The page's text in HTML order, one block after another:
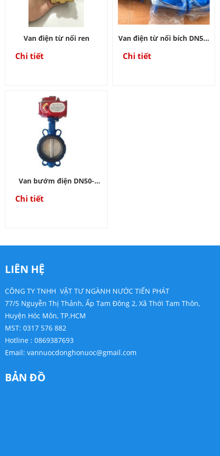
Van điện từ nối ren
Chi tiết
Van điện từ nối bích DN50-
Chi tiết
Van bướm điện DN50-
Chi tiết
LIÊN HỆ
CÔNG TY TNHH VẬT TƯ NGÀNH NƯỚC TIẾN PHÁT
77/5 Nguyễn Thị Thảnh, Ấp Tam Đông 2, Xã Thới Tam Thôn,
Huyện Hóc Môn, TP.HCM
MST: 0317 576 882
Hotline : 0869387693
Email: vannuocdonghonuoc@gmail.com
BẢN ĐỒ